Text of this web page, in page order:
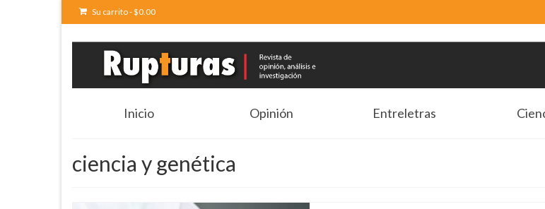
Su carrito-$0.00
Inicio Opinión Entreletras
ciencia y genética